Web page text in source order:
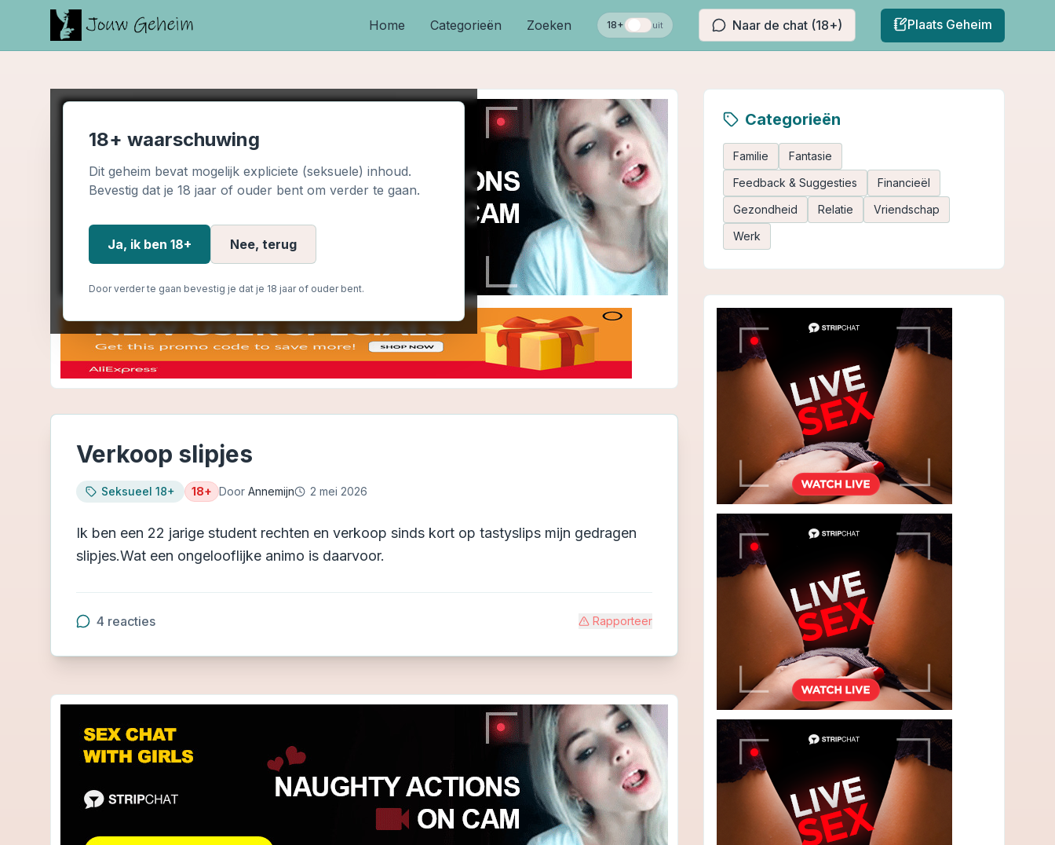
Home Categorieën Zoeken 18+ uit Naar de chat (18+) Plaats Geheim
18+ waarschuwing
Dit geheim bevat mogelijk expliciete (seksuele) inhoud.
Bevestig dat je 18 jaar of ouder bent om verder te gaan.
Ja, ik ben 18+ Nee, terug
Door verder te gaan bevestig je dat je 18 jaar of ouder bent.
Verkoop slipjes
Seksueel 18+ 18+ Door Annemijn 2 mei 2026
Ik ben een 22 jarige student rechten en verkoop sinds kort op tastyslips mijn gedragen
slipjes.Wat een ongelooflijke animo is daarvoor.
4 reacties Rapporteer
Categorieën
Familie
Fantasie
Feedback & Suggesties
Financieël
Gezondheid
Relatie
Vriendschap
Werk